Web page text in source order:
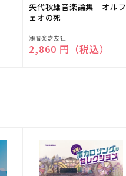
矢代秋雄音楽論集 オルフ
ェオの死
販
売
㈱音楽之友社
通常価格
2,860 円（税込）